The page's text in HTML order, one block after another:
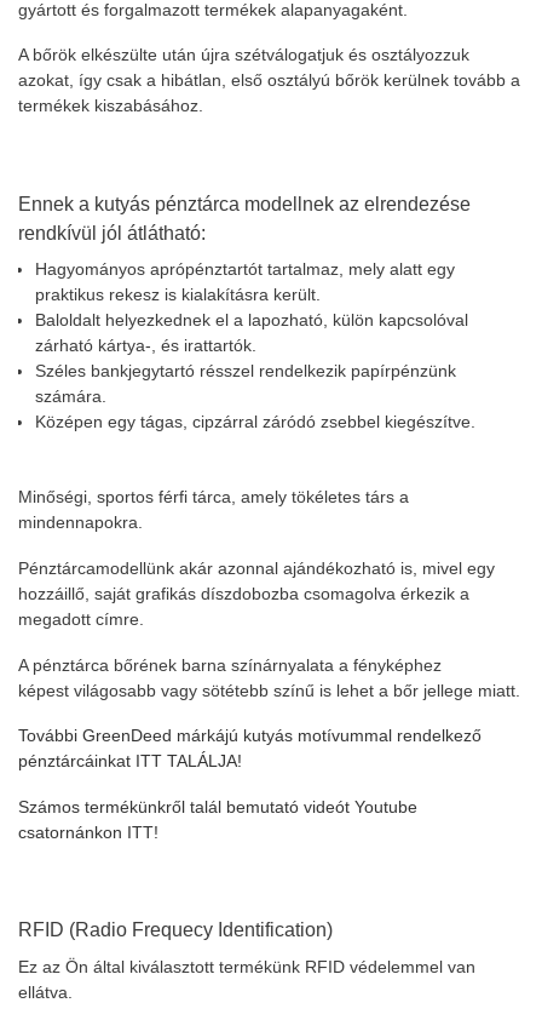
gyártott és forgalmazott termékek alapanyagaként.
A bőrök elkészülte után újra szétválogatjuk és osztályozzuk
azokat, így csak a hibátlan, első osztályú bőrök kerülnek tovább a
termékek kiszabásához.
Ennek a kutyás pénztárca modellnek az elrendezése
rendkívül jól átlátható:
Hagyományos aprópénztartót tartalmaz, mely alatt egy
praktikus rekesz is kialakításra került.
Baloldalt helyezkednek el a lapozható, külön kapcsolóval
zárható kártya-, és irattartók.
Széles bankjegytartó résszel rendelkezik papírpénzünk
számára.
Középen egy tágas, cipzárral záródó zsebbel kiegészítve.
Minőségi, sportos férfi tárca, amely tökéletes társ a
mindennapokra.
Pénztárcamodellünk akár azonnal ajándékozható is, mivel egy
hozzáillő, saját grafikás díszdobozba csomagolva érkezik a
megadott címre.
A pénztárca bőrének barna színárnyalata a fényképhez
képest világosabb vagy sötétebb színű is lehet a bőr jellege miatt.
További GreenDeed márkájú kutyás motívummal rendelkező
pénztárcáinkat ITT TALÁLJA!
Számos termékünkről talál bemutató videót Youtube
csatornánkon ITT!
RFID (Radio Frequecy Identification)
Ez az Ön által kiválasztott termékünk RFID védelemmel van
ellátva.